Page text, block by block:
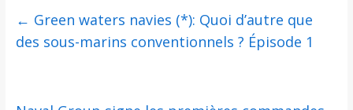
← Green waters navies (*): Quoi d’autre que
des sous-marins conventionnels ? Épisode 1